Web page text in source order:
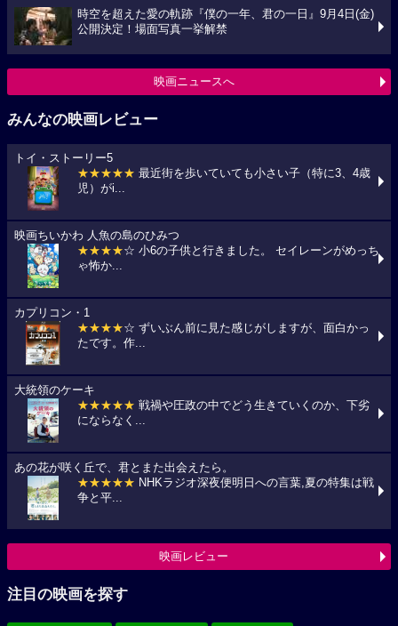
時空を超えた愛の軌跡『僕の一年、君の一日』9月4日(金)
公開決定！場面写真一挙解禁
映画ニュースへ
みんなの映画レビュー
トイ・ストーリー5
★★★★★ 最近街を歩いていても小さい子（特に3、4歳
児）がi...
映画ちいかわ 人魚の島のひみつ
★★★★☆ 小6の子供と行きました。 セイレーンがめっち
ゃ怖か...
カプリコン・1
★★★★☆ ずいぶん前に見た感じがしますが、面白かっ
たです。作...
大統領のケーキ
★★★★★ 戦禍や圧政の中でどう生きていくのか、下劣
にならなく...
あの花が咲く丘で、君とまた出会えたら。
★★★★★ NHKラジオ深夜便明日への言葉,夏の特集は戦
争と平...
映画レビュー
注目の映画を探す